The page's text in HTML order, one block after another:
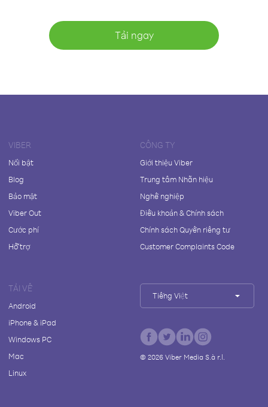
Tải ngay
VIBER
Nổi bật
Blog
Bảo mật
Viber Out
Cước phí
Hỗ trợ
CÔNG TY
Giới thiệu Viber
Trung tâm Nhãn hiệu
Nghề nghiệp
Điều khoản & Chính sách
Chính sách Quyền riêng tư
Customer Complaints Code
TẢI VỀ
Android
iPhone & iPad
Windows PC
Mac
Linux
Tiếng Việt
© 2026Viber Media S.à r.l.